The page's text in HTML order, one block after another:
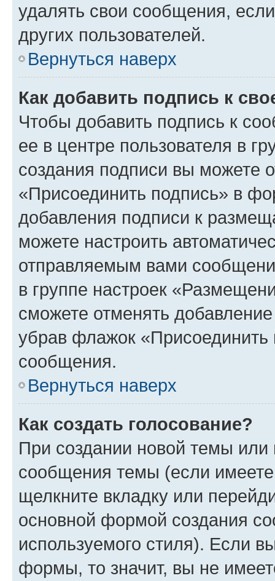
удалять свои сообщения,
других пользователей.
Вернуться наверх
Как добавить подпись к
Чтобы добавить подпись к
ее в центре пользователя в
создания подписи вы можете
«Присоединить подпись» в
добавления подписи к
можете настроить
отправляемым вами
в группе настроек
сможете отменять
убрав флажок
сообщения.
Вернуться наверх
Как создать голосование?
При создании новой темы или
сообщения темы (если
щелкните вкладку или
основной формой создания
используемого стиля). Если
формы, то значит, вы не